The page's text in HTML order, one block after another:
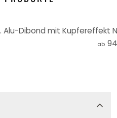
after all
ab